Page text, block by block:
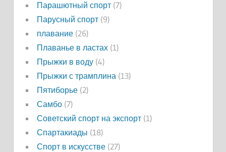
Парашютный спорт(7)
Парусный спорт(9)
плавание(26)
Плаванье в ластах(1)
Прыжки в воду(4)
Прыжки с трамплина (13)
Пятиборье(2)
Самбо(7)
Советский спорт на экспорт(1)
Спартакиады (18)
Спорт в искусстве(27)